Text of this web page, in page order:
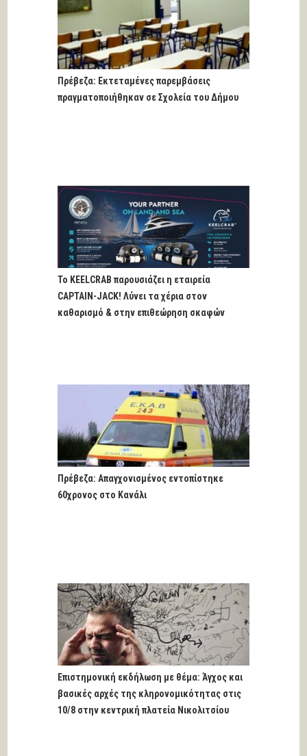
Πρέβεζα: Εκτεταμένες παρεμβάσεις
πραγματοποιήθηκαν σε Σχολεία του Δήμου
Το KEELCRAB παρουσιάζει η εταιρεία
CAPTAIN-JACK! Λύνει τα χέρια στον
καθαρισμό & στην επιθεώρηση σκαφών
Πρέβεζα: Απαγχονισμένος εντοπίστηκε
60χρονος στο Κανάλι
Επιστημονική εκδήλωση με θέμα: Άγχος και
βασικές αρχές της κληρονομικότητας στις
10/8 στην κεντρική πλατεία Νικολιτσίου